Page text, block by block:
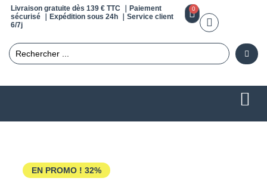
Livraison gratuite dès 139 € TTC ｜Paiement
sécurisé ｜Expédition sous 24h ｜Service client
6/7j
0
EN PROMO ! 32%